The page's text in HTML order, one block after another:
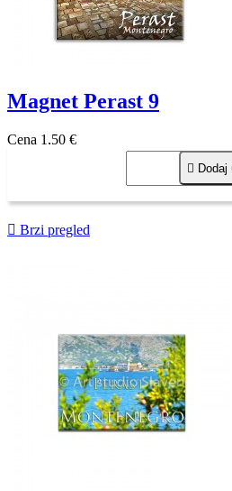
Magnet Perast 9
Cena 1,50 €
 Dodaj
 Brzi pregled